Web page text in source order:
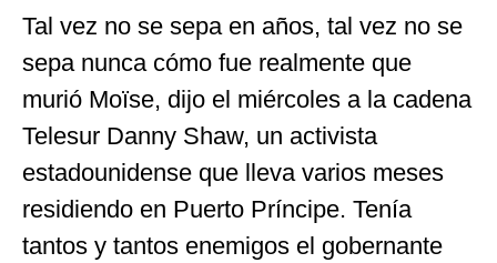
Tal vez no se sepa en años, tal vez no se
sepa nunca cómo fue realmente que
murió Moïse, dijo el miércoles a la cadena
Telesur Danny Shaw, un activista
estadounidense que lleva varios meses
residiendo en Puerto Príncipe. Tenía
tantos y tantos enemigos el gobernante